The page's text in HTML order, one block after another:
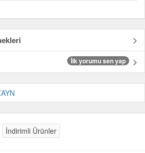
İlk yorumu sen yap
İndirimli Ürünler